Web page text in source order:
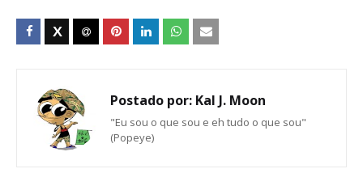
Postado por: Kal J. Moon
"Eu sou o que sou e eh tudo o que sou"
(Popeye)